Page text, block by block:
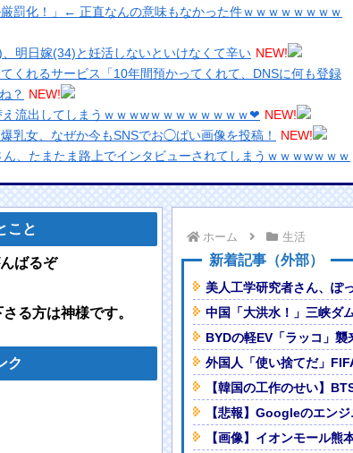
厳罰化！」← 正直なんの意味もなかった件ｗｗｗｗｗｗｗｗ
、明日嫁(34)と妊活しないといけなくて辛い NEW!
くれるサービス「10年間預かってくれて、DNSに何も登録
？ NEW!
え流出してしまうｗｗｗwｗｗｗｗｗｗｗｗ❤ NEW!
乳女、なぜか今もSNSでお◯ぱい画像を投稿！
NEW!
ん、たまたま路上でインタビューされてしまうｗｗｗwｗｗｗ
喫煙者の権利がマジで侵害されてる。いくら税金を我々が払
、食い込み水着で100cmヒップを大胆露出wwwww「週刊
ねちゃんがチョロくて可愛いwwwwwww （※画像あり）他
スター うっすらと谷間の裾野！！【GIF動画あり】 NEW!
イゼにいた女児描いた！」👈クッソ大炎上
マーチン内部の分析ではホンダPUはメルセデスからラップ1.5
ホーム 生活
新着記事（外部）
美人工学研究者さん、ぽ
中国「大洪水！」三峡ダ
BYDの軽EV「ラッコ」
外国人「使い捨てだ」
【韓国の工作のせい】
【悲報】Googleのエン
【画像】イオンモール熊
こと
ばるぞ
る方は神様です。
ク